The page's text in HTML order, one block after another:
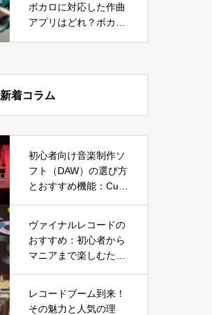
ボカロに対応した作曲
アプリはどれ？ボカロ
新着コラム
初心者向け音楽制作ソ
フト（DAW）の選び方
とおすすめ機能：Cub
ヴァイナルレコードの
おすすめ：初心者から
マニアまで楽しむため
レコードブーム到来！
その魅力と人気の理